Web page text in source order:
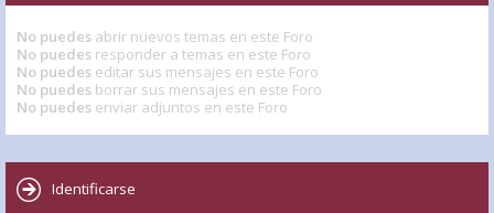
No puedes abrir nuevos temas en este Foro
No puedes responder a temas en este Foro
No puedes editar sus mensajes en este Foro
No puedes borrar sus mensajes en este Foro
No puedes enviar adjuntos en este Foro
Identificarse